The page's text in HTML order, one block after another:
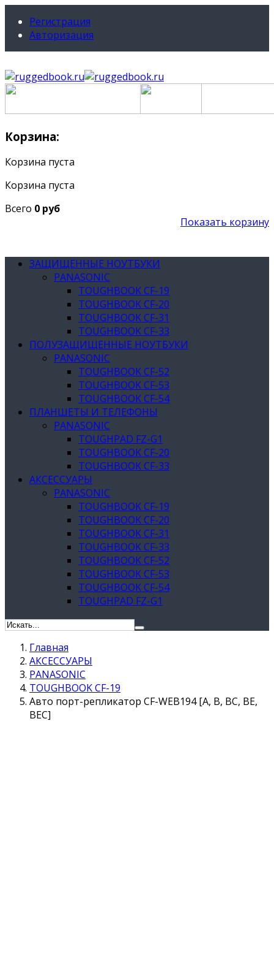
Регистрация
Авторизация
Корзина:
Корзина пуста
Корзина пуста
Всего 0 руб
Показать корзину
ЗАЩИЩЕННЫЕ НОУТБУКИ
PANASONIC
TOUGHBOOK CF-19
TOUGHBOOK CF-20
TOUGHBOOK CF-31
TOUGHBOOK CF-33
ПОЛУЗАЩИЩЕННЫЕ НОУТБУКИ
PANASONIC
TOUGHBOOK CF-52
TOUGHBOOK CF-53
TOUGHBOOK CF-54
ПЛАНШЕТЫ И ТЕЛЕФОНЫ
PANASONIC
TOUGHPAD FZ-G1
TOUGHBOOK CF-20
TOUGHBOOK CF-33
АКСЕССУАРЫ
PANASONIC
TOUGHBOOK CF-19
TOUGHBOOK CF-20
TOUGHBOOK CF-31
TOUGHBOOK CF-33
TOUGHBOOK CF-52
TOUGHBOOK CF-53
TOUGHBOOK CF-54
TOUGHPAD FZ-G1
Главная
АКСЕССУАРЫ
PANASONIC
TOUGHBOOK CF-19
Авто порт-репликатор CF-WEB194 [A, B, BC, BE,
BEC]